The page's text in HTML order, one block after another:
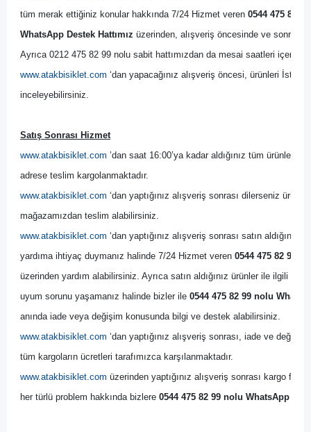
tüm merak ettiğiniz konular hakkında 7/24 Hizmet veren 0544 475 82
WhatsApp Destek Hattımız üzerinden, alışveriş öncesinde ve
Ayrıca 0212 475 82 99 nolu sabit hattımızdan da mesai saatleri
www.atakbisiklet.com ‘dan yapacağınız alışveriş öncesi, ürünleri
inceleyebilirsiniz.
Satış Sonrası Hizmet
www.atakbisiklet.com ’dan saat 16:00’ya kadar aldığınız tüm ürünler,
adrese teslim kargolanmaktadır.
www.atakbisiklet.com ‘dan yaptığınız alışveriş sonrası dilerseniz
mağazamızdan teslim alabilirsiniz.
www.atakbisiklet.com ‘dan yaptığınız alışveriş sonrası satın
yardıma ihtiyaç duymanız halinde 7/24 Hizmet veren 0544 475 82 99
üzerinden yardım alabilirsiniz. Ayrıca satın aldığınız ürünler ile ilgili bir
uyum sorunu yaşamanız halinde bizler ile 0544 475 82 99 nolu
anında iade veya değişim konusunda bilgi ve destek alabilirsiniz.
www.atakbisiklet.com ‘dan yaptığınız alışveriş sonrası, iade ve
tüm kargoların ücretleri tarafımızca karşılanmaktadır.
www.atakbisiklet.com üzerinden yaptığınız alışveriş sonrası kargo
her türlü problem hakkında bizlere 0544 475 82 99 nolu WhatsApp